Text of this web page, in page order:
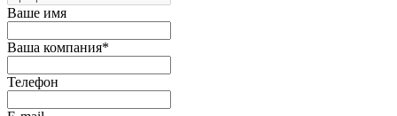
Ваше имя
Ваша компания*
Телефон